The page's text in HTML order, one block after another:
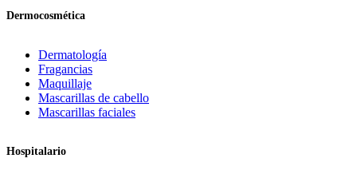
Dermocosmética
Dermatología
Fragancias
Maquillaje
Mascarillas de cabello
Mascarillas faciales
Hospitalario